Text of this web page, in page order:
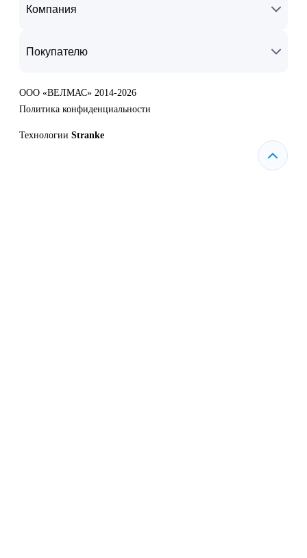
Компания
Покупателю
ООО «ВЕЛМАС» 2014-2026
Политика конфиденциальности
Технологии Stranke